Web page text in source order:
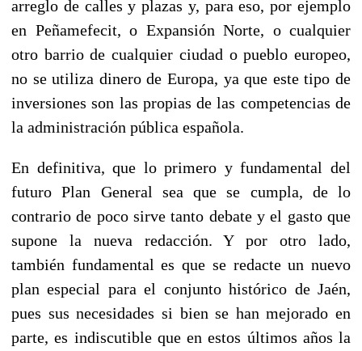
arreglo de calles y plazas y, para eso, por ejemplo
en Peñamefecit, o Expansión Norte, o cualquier
otro barrio de cualquier ciudad o pueblo europeo,
no se utiliza dinero de Europa, ya que este tipo de
inversiones son las propias de las competencias de
la administración pública española.
En definitiva, que lo primero y fundamental del
futuro Plan General sea que se cumpla, de lo
contrario de poco sirve tanto debate y el gasto que
supone la nueva redacción. Y por otro lado,
también fundamental es que se redacte un nuevo
plan especial para el conjunto histórico de Jaén,
pues sus necesidades si bien se han mejorado en
parte, es indiscutible que en estos últimos años la